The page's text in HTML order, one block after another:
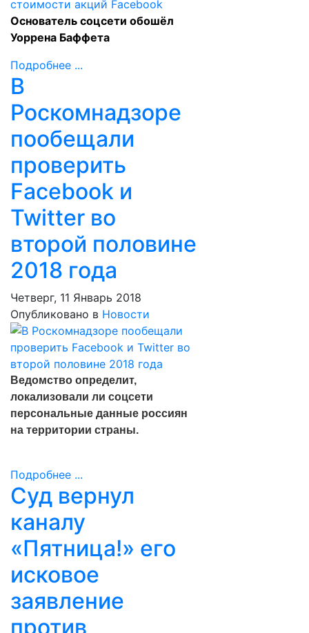
Основатель соцсети обошёл
Уоррена Баффета
Подробнее ...
В
Роскомнадзоре
пообещали
проверить
Facebook и
Twitter во
второй половине
2018 года
Четверг, 11 Январь 2018
Опубликовано в Новости
Ведомство определит,
локализовали ли соцсети
персональные данные россиян
на территории страны.
Подробнее ...
Суд вернул
каналу
«Пятница!» его
исковое
заявление
против